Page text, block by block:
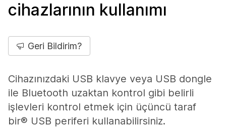
cihazlarının kullanımı
Geri Bildirim?
Cihazınızdaki USB klavye veya USB dongle
ile Bluetooth uzaktan kontrol gibi belirli
işlevleri kontrol etmek için üçüncü taraf
bir® USB periferi kullanabilirsiniz.